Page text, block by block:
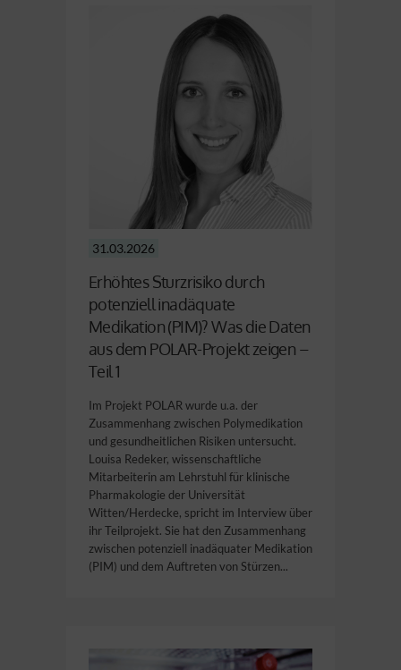
31.03.2026
Erhöhtes Sturzrisiko durch
potenziell inadäquate
Medikation (PIM)? Was die Daten
aus dem POLAR-Projekt zeigen –
Teil 1
Im Projekt POLAR wurde u.a. der
Zusammenhang zwischen Polymedikation
und gesundheitlichen Risiken untersucht.
Louisa Redeker, wissenschaftliche
Mitarbeiterin am Lehrstuhl für klinische
Pharmakologie der Universität
Witten/Herdecke, spricht im Interview über
ihr Teilprojekt. Sie hat den Zusammenhang
zwischen potenziell inadäquater Medikation
(PIM) und dem Auftreten von Stürzen...